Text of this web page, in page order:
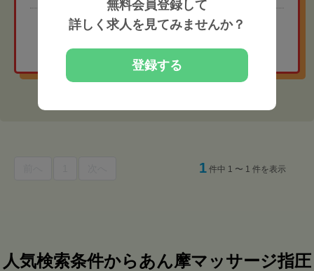
地域相場より給与高めの
1 件中 1 〜 1 件を表示
人気検索条件からあん摩マッサージ指圧
無料会員登録して
詳しく求人を見てみませんか？
登録する